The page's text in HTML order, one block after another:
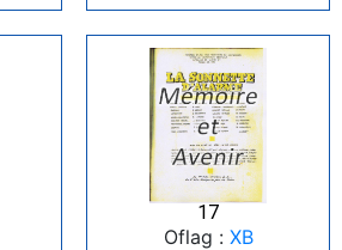
17
Oflag : XB